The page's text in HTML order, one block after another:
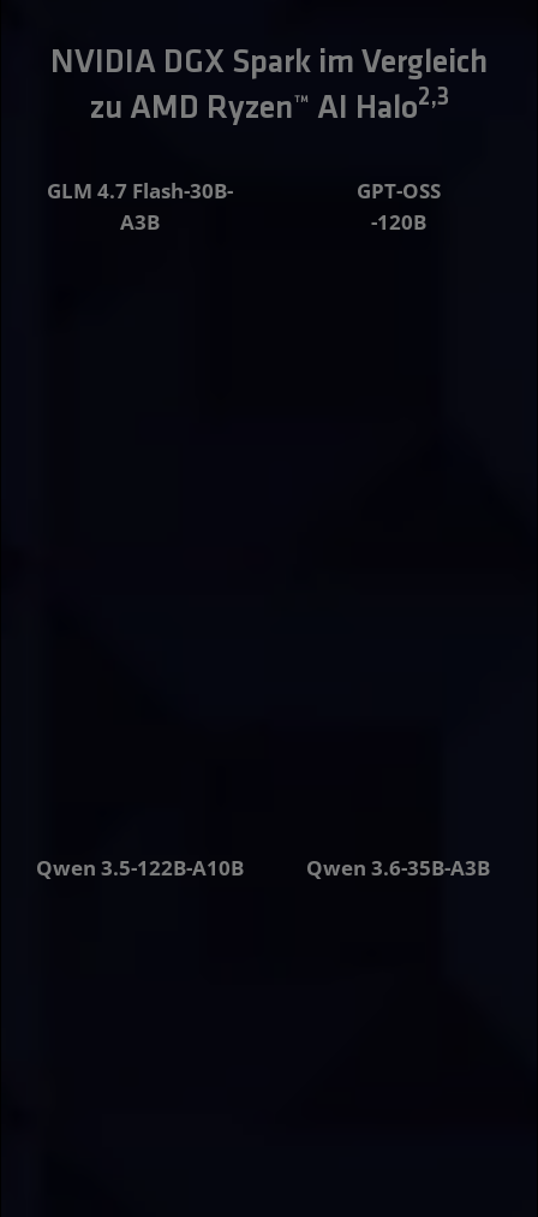
NVIDIA DGX Spark im Vergleich
zu AMD Ryzen™ AI Halo2,3
GLM 4.7 Flash-30B-
A3B
GPT-OSS
-120B
Qwen 3.5-122B-A10B Qwen 3.6-35B-A3B